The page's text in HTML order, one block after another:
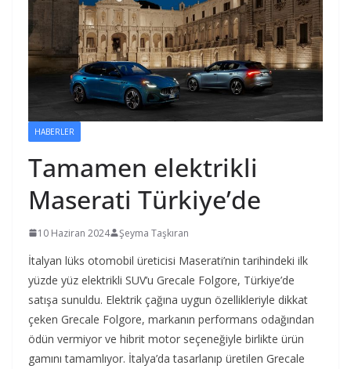
HABERLER
Tamamen elektrikli
Maserati Türkiye’de
10 Haziran 2024 Şeyma Taşkıran
İtalyan lüks otomobil üreticisi Maserati’nin tarihindeki ilk
yüzde yüz elektrikli SUV’u Grecale Folgore, Türkiye’de
satışa sunuldu. Elektrik çağına uygun özellikleriyle dikkat
çeken Grecale Folgore, markanın performans odağından
ödün vermiyor ve hibrit motor seçeneğiyle birlikte ürün
gamını tamamlıyor. İtalya’da tasarlanıp üretilen Grecale